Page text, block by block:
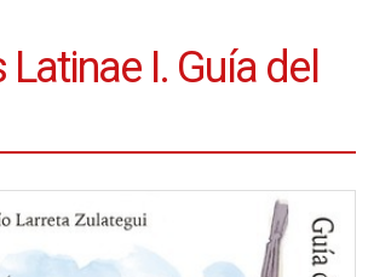
I. Guía del